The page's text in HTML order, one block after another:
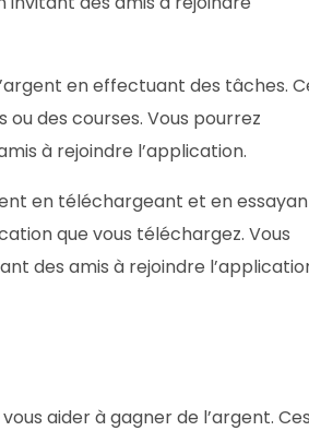
en effectuant des tâches.
des courses. Vous pourrez
à rejoindre l’application.
en téléchargeant et en
que vous téléchargez. Vous
des amis à rejoindre
aider à gagner de l’argent.